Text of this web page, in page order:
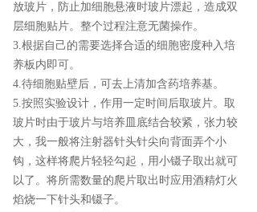
放玻片，防止加细胞悬液时玻片漂起，造成双
层细胞贴片。整个过程注意无菌操作。
3.根据自己的需要选择合适的细胞密度种入培
养板内即可。
4.待细胞贴壁后，可去上清加含药培养基。
5.按照实验设计，作用一定时间后取玻片。取
玻片时由于玻片与培养皿底结合较紧，张力较
大，我一般将注射器针头针尖向背面弄个小
钩，这样将爬片轻轻勾起，用小镊子取出就可
以了。将所需数量的爬片取出时应用酒精灯火
焰烧一下针头和镊子。